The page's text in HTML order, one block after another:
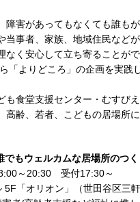
障害があってもなくても誰も
当事者、家族、地域住民など
なく安心して立ち寄ることが
「よりどころ」の企画を実践
も食堂支援センター・むすび
高齢、若者、こどもの居場所
でもウェルカムな居場所のつく
～20:30 受付17:30～
「オリオン」（世田谷区三